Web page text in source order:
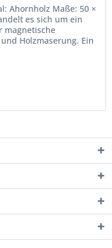
Ahornholz Maße: 50 ×
es sich um ein
magnetische
Holzmaserung. Ein